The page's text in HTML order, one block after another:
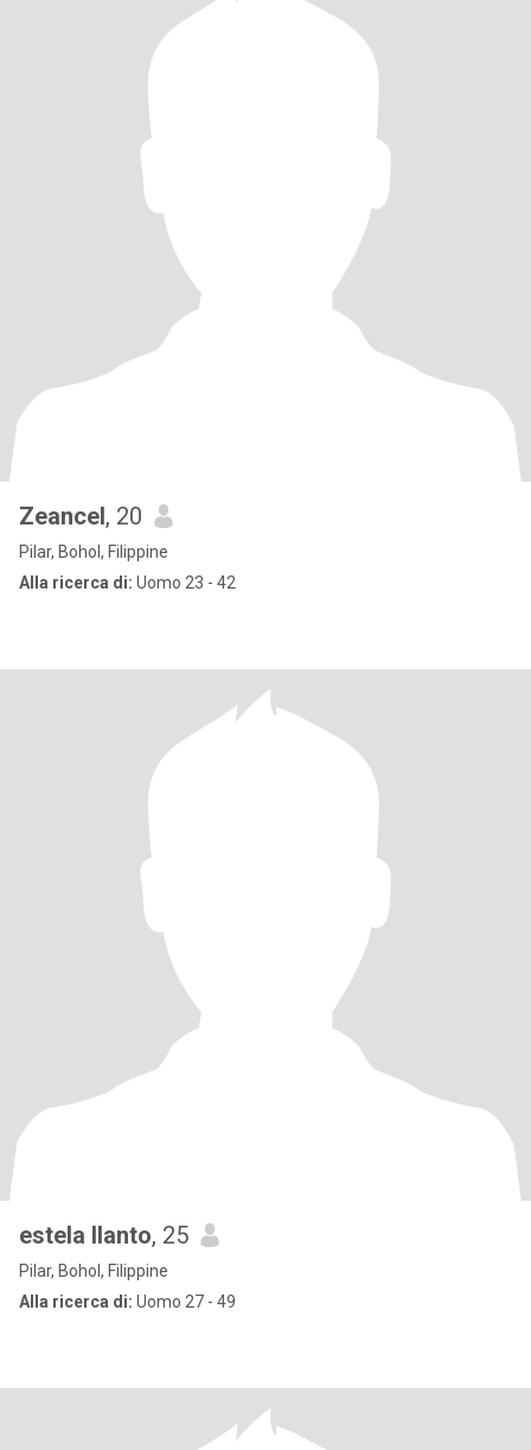
Zeancel, 20
Pilar, Bohol, Filippine
Alla ricerca di: Uomo 23 - 42
estela llanto, 25
Pilar, Bohol, Filippine
Alla ricerca di: Uomo 27 - 49